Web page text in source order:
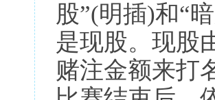
股”(明插)和“
是现股。现股
赌注金额来打